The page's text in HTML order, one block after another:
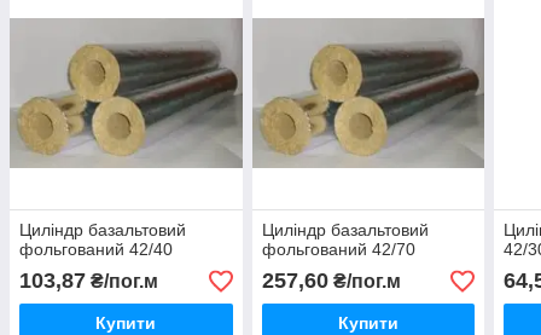
Циліндр базальтовий
фольгований 42/40
103,87 ₴/пог.м
Купити
Циліндр базальтовий
фольгований 42/70
257,60₴/пог.м
Купити
42/